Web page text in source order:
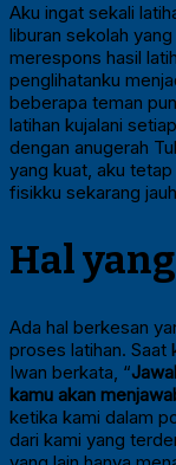
Aku ingat sekali
liburan sekolah
merespons hasil
penglihatanku
beberapa teman
latihan kujalani
dengan anugerah
yang kuat, aku
fisikku sekarang
Hal
Ada hal berkesan
proses latihan. Saat
Iwan berkata, “
kamu akan
ketika kami dalam
dari kami yang